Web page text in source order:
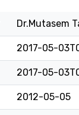
Dr.Mutasem
2017-05-
2017-05-
2012-05-05